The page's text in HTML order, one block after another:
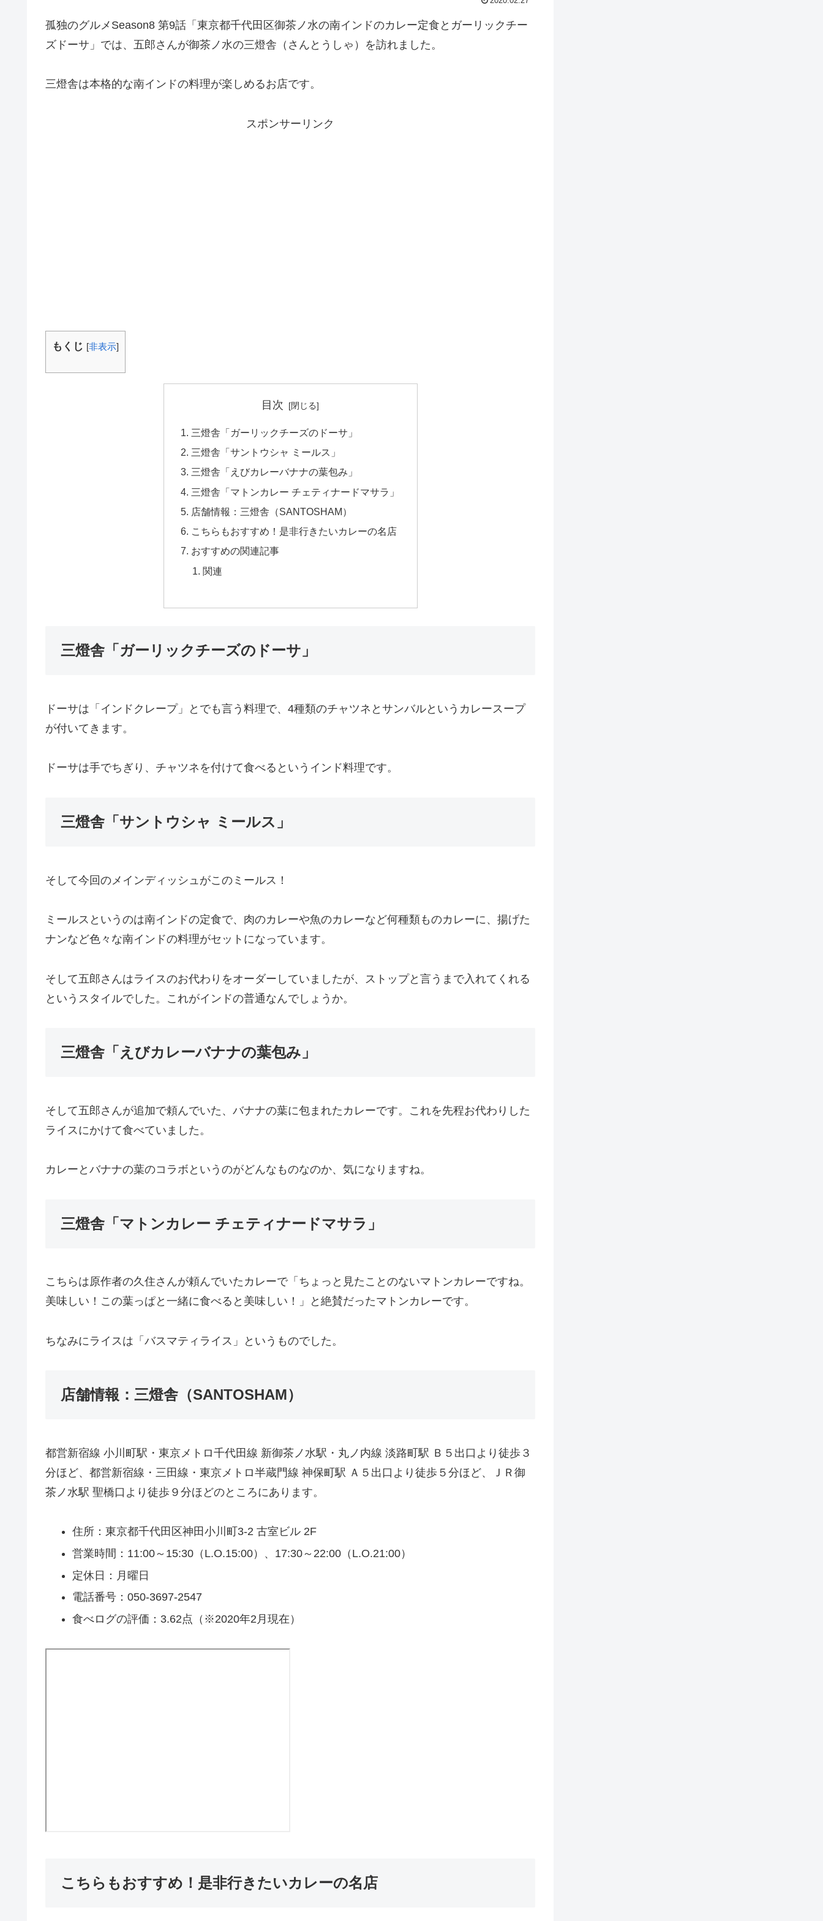
孤独のグルメSeason8 第9話「東京都千代田区御茶ノ水の南インドのカレー定食とガーリックチー
ズドーサ」では、五郎さんが御茶ノ水の三燈舎（さんとうしゃ）を訪れました。
三燈舎は本格的な南インドの料理が楽しめるお店です。
スポンサーリンク
もくじ [非表示]
目次
三燈舎「ガーリックチーズのドーサ」
三燈舎「サントウシャ ミールス」
三燈舎「えびカレーバナナの葉包み」
三燈舎「マトンカレー チェティナードマサラ」
店舗情報：三燈舎（SANTOSHAM）
こちらもおすすめ！是非行きたいカレーの名店
おすすめの関連記事
関連
三燈舎「ガーリックチーズのドーサ」
ドーサは「インドクレープ」とでも言う料理で、4種類のチャツネとサンバルというカレースープ
が付いてきます。
ドーサは手でちぎり、チャツネを付けて食べるというインド料理です。
三燈舎「サントウシャ ミールス」
そして今回のメインディッシュがこのミールス！
ミールスというのは南インドの定食で、肉のカレーや魚のカレーなど何種類ものカレーに、揚げた
ナンなど色々な南インドの料理がセットになっています。
そして五郎さんはライスのお代わりをオーダーしていましたが、ストップと言うまで入れてくれる
というスタイルでした。これがインドの普通なんでしょうか。
三燈舎「えびカレーバナナの葉包み」
そして五郎さんが追加で頼んでいた、バナナの葉に包まれたカレーです。これを先程お代わりした
ライスにかけて食べていました。
カレーとバナナの葉のコラボというのがどんなものなのか、気になりますね。
三燈舎「マトンカレー チェティナードマサラ」
こちらは原作者の久住さんが頼んでいたカレーで「ちょっと見たことのないマトンカレーですね。
美味しい！この葉っぱと一緒に食べると美味しい！」と絶賛だったマトンカレーです。
ちなみにライスは「バスマティライス」というものでした。
店舗情報：三燈舎（SANTOSHAM）
都営新宿線 小川町駅・東京メトロ千代田線 新御茶ノ水駅・丸ノ内線 淡路町駅 Ｂ５出口より徒歩３
分ほど、都営新宿線・三田線・東京メトロ半蔵門線 神保町駅 Ａ５出口より徒歩５分ほど、ＪＲ御
茶ノ水駅 聖橋口より徒歩９分ほどのところにあります。
住所：東京都千代田区神田小川町3-2 古室ビル 2F
営業時間：11:00～15:30（L.O.15:00）、17:30～22:00（L.O.21:00）
定休日：月曜日
電話番号：050-3697-2547
食べログの評価：3.62点（※2020年2月現在）
こちらもおすすめ！是非行きたいカレーの名店